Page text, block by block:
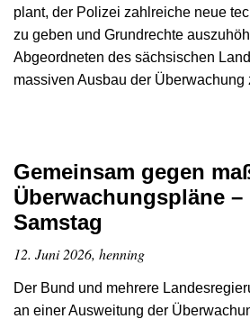
plant, der Polizei zahlreiche neue
zu geben und Grundrechte
Abgeordneten des sächsischen
massiven Ausbau der Überwachung
Gemeinsam gegen
Überwachungspläne –
Samstag
12. Juni 2026, henning
Der Bund und mehrere
an einer Ausweitung der